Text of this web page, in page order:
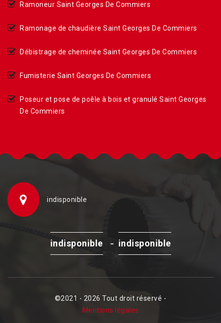
Ramoneur Saint Georges De Commiers
Ramonage de chaudière Saint Georges De Commiers
Débistrage de cheminée Saint Georges De Commiers
Fumisterie Saint Georges De Commiers
Poseur et pose de poêle à bois et granulé Saint Georges
De Commiers
indisponible
indisponible - indisponible
©2021 - 2026 Tout droit réservé -
Mentions légales